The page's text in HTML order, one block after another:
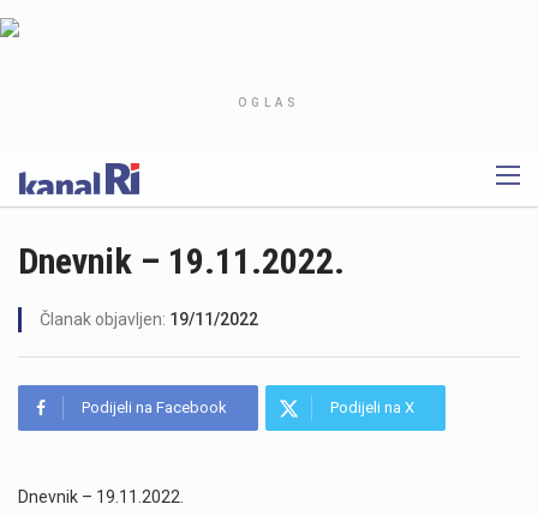
OGLAS
Dnevnik – 19.11.2022.
Članak objavljen: 19/11/2022
Podijeli na Facebook Podijeli na X
Dnevnik – 19.11.2022.